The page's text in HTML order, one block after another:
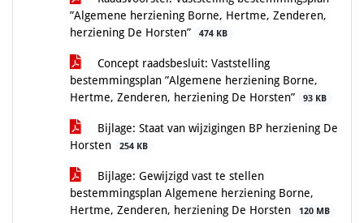
”Algemene herziening Borne, Hertme, Zenderen,
herziening De Horsten”
474 KB
Concept raadsbesluit: Vaststelling
bestemmingsplan ”Algemene herziening Borne,
Hertme, Zenderen, herziening De Horsten”
93 KB
Bijlage: Staat van wijzigingen BP herziening De
Horsten
254 KB
Bijlage: Gewijzigd vast te stellen
bestemmingsplan Algemene herziening Borne,
Hertme, Zenderen, herziening De Horsten
120 MB